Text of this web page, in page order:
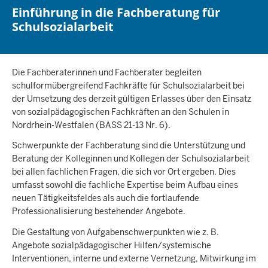
Einführung in die Fachberatung für
Schulsozialarbeit
Die Fachberaterinnen und Fachberater begleiten
schulformübergreifend Fachkräfte für Schulsozialarbeit bei
der Umsetzung des derzeit gültigen Erlasses über den Einsatz
von sozialpädagogischen Fachkräften an den Schulen in
Nordrhein-Westfalen (BASS 21-13 Nr. 6).
Schwerpunkte der Fachberatung sind die Unterstützung und
Beratung der Kolleginnen und Kollegen der Schulsozialarbeit
bei allen fachlichen Fragen, die sich vor Ort ergeben. Dies
umfasst sowohl die fachliche Expertise beim Aufbau eines
neuen Tätigkeitsfeldes als auch die fortlaufende
Professionalisierung bestehender Angebote.
Die Gestaltung von Aufgabenschwerpunkten wie z. B.
Angebote sozialpädagogischer Hilfen/systemische
Interventionen, interne und externe Vernetzung, Mitwirkung im